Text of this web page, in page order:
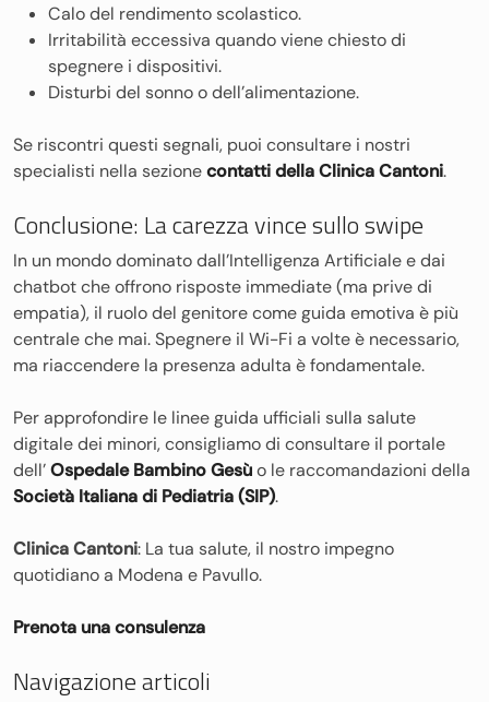
Calo del rendimento scolastico.
Irritabilità eccessiva quando viene chiesto di
spegnere i dispositivi.
Disturbi del sonno o dell’alimentazione.
Se riscontri questi segnali, puoi consultare i nostri
specialisti nella sezionecontatti della Clinica Cantoni.
Conclusione: La carezza vince sullo swipe
In un mondo dominato dall’Intelligenza Artificiale e dai
chatbot che offrono risposte immediate (ma prive di
empatia), il ruolo del genitore come guida emotiva è più
centrale che mai. Spegnere il Wi-Fi a volte è necessario,
ma riaccendere la presenza adulta è fondamentale.
Per approfondire le linee guida ufficiali sulla salute
digitale dei minori, consigliamo di consultare il portale
dell’Ospedale Bambino Gesùo le raccomandazioni della
Società Italiana di Pediatria (SIP).
Clinica Cantoni: La tua salute, il nostro impegno
quotidiano a Modena e Pavullo.
Prenota una consulenza
Navigazione articoli